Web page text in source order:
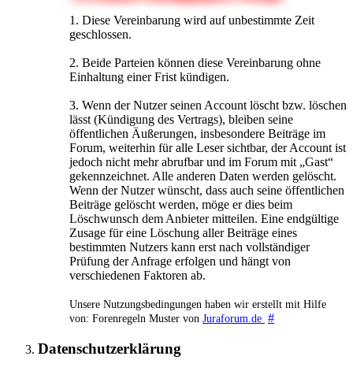
1. Diese Vereinbarung wird auf unbestimmte Zeit
geschlossen.
2. Beide Parteien können diese Vereinbarung ohne
Einhaltung einer Frist kündigen.
3. Wenn der Nutzer seinen Account löscht bzw. löschen
lässt (Kündigung des Vertrags), bleiben seine
öffentlichen Äußerungen, insbesondere Beiträge im
Forum, weiterhin für alle Leser sichtbar, der Account ist
jedoch nicht mehr abrufbar und im Forum mit „Gast“
gekennzeichnet. Alle anderen Daten werden gelöscht.
Wenn der Nutzer wünscht, dass auch seine öffentlichen
Beiträge gelöscht werden, möge er dies beim
Löschwunsch dem Anbieter mitteilen. Eine endgültige
Zusage für eine Löschung aller Beiträge eines
bestimmten Nutzers kann erst nach vollständiger
Prüfung der Anfrage erfolgen und hängt von
verschiedenen Faktoren ab.
Unsere Nutzungsbedingungen haben wir erstellt mit Hilfe
von: Forenregeln Muster von Juraforum.de #
Datenschutzerklärung